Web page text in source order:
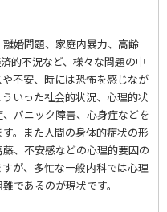
婚問題、家庭内暴力、高齢
的不況など、様々な問題の中
不安、時には恐怖を感じなが
いった社会的状況、心理的状
パニック障害、心身症などを
。また人間の身体的症状の形
、不安感などの心理的要因の
が、多忙な一般内科では心理
であるのが現状です。